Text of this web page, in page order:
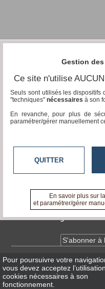
prémium
tvcitoyenne.com
Contactez-nous
A propos de
Devenir délégué
S'abonner à
InfosCNIL/RGPD
Conditions Générales
Pour poursuivre votre
vous devez acceptez
cookies nécessaires à son
fonctionnement.
Gestion
Ce site n'utilise
Seuls sont utilisés les dispositifs
"techniques" nécessaires à son
En revanche, pour plus de
paramétrer/gérer manuellement
QUITTER
En savoir plus sur
et paramétrer/gérer